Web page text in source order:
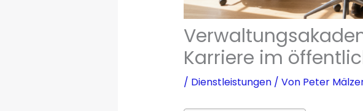
Karriere im
/ Dienstleistungen/ Von Peter